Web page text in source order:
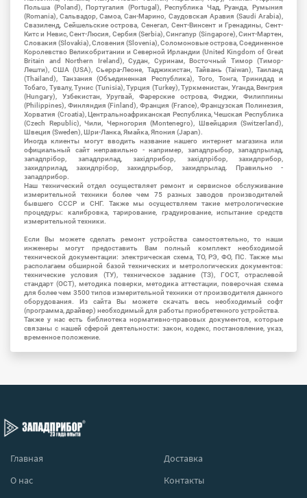
Польша (Poland), Португалия (Portugal), Республика Чад, Руанда, Румыния
(Romania), Сальвадор, Самоа, Сан-Марино, Саудовская Аравия (Saudi Arabia),
Свазиленд, Сейшельские острова, Сенегал, Сент-Винсент и Гренадины, Сент-
Китс и Невис, Сент-Люсия, Сербия (Serbia), Сингапур (Singapore), Синт-Мартен,
Словакия (Slovakia), Словения (Slovenia), Соломоновые острова, Соединенное
Королевство Великобритании и Северной Ирландии (United Kingdom of Great
Britain and Northern Ireland), Судан, Суринам, Восточный Тимор (Тимор-
Лешти), США (USA), Сьерра-Леоне, Таджикистан, Тайвань (Taiwan), Таиланд
(Thailand), Танзания (Объединенная Республика), Того, Тонга, Тринидад и
Тобаго, Тувалу, Тунис (Tunisia), Турция (Turkey), Туркменистан, Уганда, Венгрия
(Hungary), Узбекистан, Уругвай, Фарерские острова, Фиджи, Филиппины
(Philippines), Финляндия (Finland), Франция (France), Французская Полинезия,
Хорватия (Croatia), Центральноафриканская Республика, Чешская Республика
(Czech Republic), Чили, Черногория (Montenegro), Швейцария (Switzerland),
Швеция (Sweden), Шри-Ланка, Ямайка, Япония (Japan).
Иногда клиенты могут вводить название нашего интернет магазина или
официальный сайт неправильно - например, западпрыбор, западпрылад,
западпрібор, западприлад, західприбор, західпрібор, захидприбор,
захидприлад, захидпрібор, захидпрыбор, захидпрылад. Правильно -
западприбор.
Наш технический отдел осуществляет ремонт и сервисное обслуживание
измерительной техники более чем 75 разных заводов производителей
бывшего СССР и СНГ. Также мы осуществляем такие метрологические
процедуры: калибровка, тарирование, градуирование, испытание средств
измерительной техники.
Если Вы можете сделать ремонт устройства самостоятельно, то наши
инженеры могут предоставить Вам полный комплект необходимой
технической документации: электрическая схема, ТО, РЭ, ФО, ПС. Также мы
располагаем обширной базой технических и метрологических документов:
технические условия (ТУ), техническое задание (ТЗ), ГОСТ, отраслевой
стандарт (ОСТ), методика поверки, методика аттестации, поверочная схема
для более чем 3500 типов измерительной техники от производителя данного
оборудования. Из сайта Вы можете скачать весь необходимый софт
(программа, драйвер) необходимый для работы приобретенного устройства.
Также у нас есть библиотека нормативно-правовых документов, которые
связаны с нашей сферой деятельности: закон, кодекс, постановление, указ,
временное положение.
Главная
Доставка
О нас
Контакты